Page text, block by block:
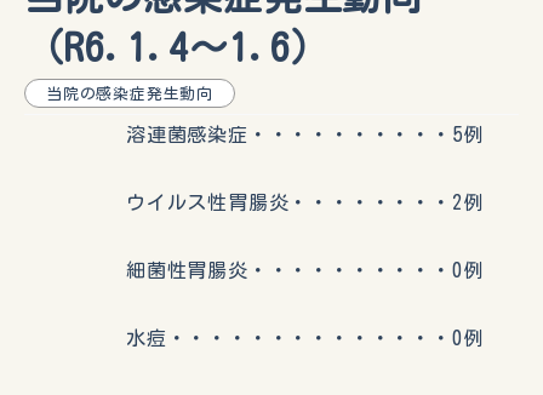
（R6.1.4〜1.6）
当院の感染症発生動向
溶連菌感染症・・・・・・・・・・5例
ウイルス性胃腸炎・・・・・・・・2例
細菌性胃腸炎・・・・・・・・・・0例
水痘・・・・・・・・・・・・・・0例